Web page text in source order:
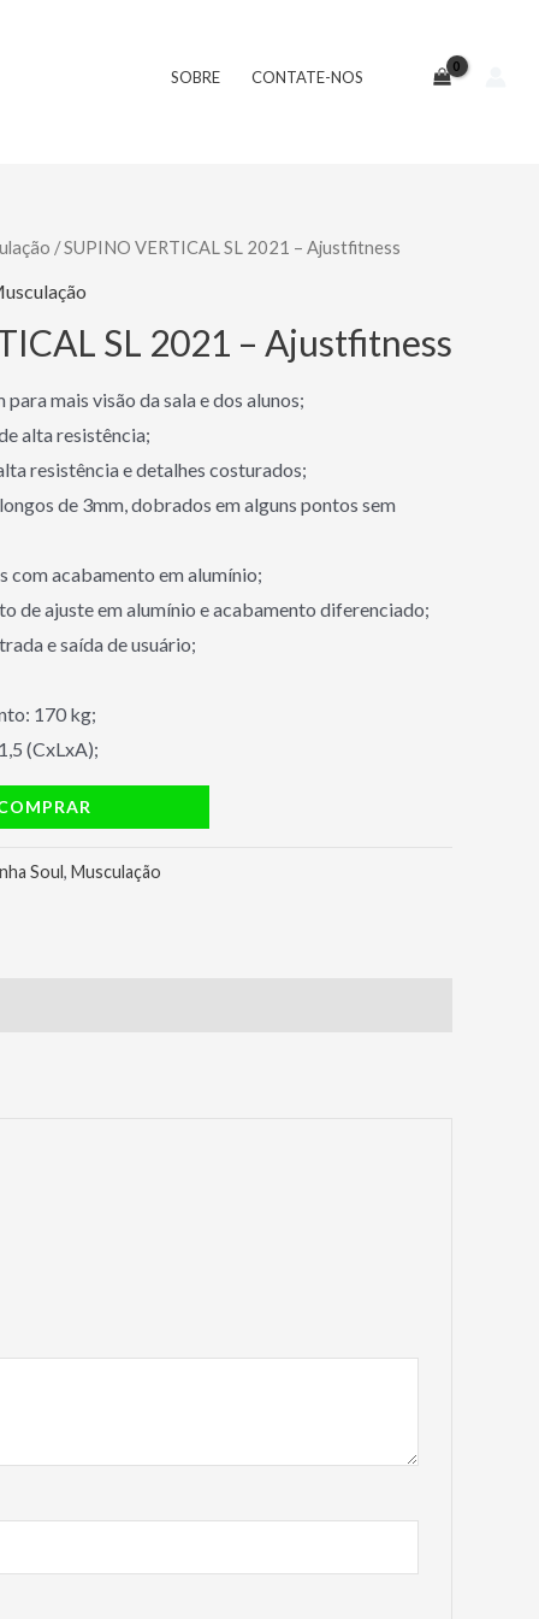
SOBRE CONTATE-NOS
/ SUPINO VERTICAL SL 2021 – Ajustfitness
SL 2021 – Ajustfitness
mais visão da sala e dos alunos;
alta resistência;
resistência e detalhes costurados;
de 3mm, dobrados em alguns pontos sem
com acabamento em alumínio;
de ajuste em alumínio e acabamento diferenciado;
e saída de usuário;
170 kg;
(CxLxA);
Soul, Musculação